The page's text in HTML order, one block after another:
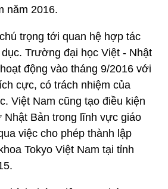
năm 2016.
trọng tới quan hệ hợp tác
Trường đại học Việt - Nhật
động vào tháng 9/2016 với
cực, có trách nhiệm của
Việt Nam cũng tạo điều kiện
Nhật Bản trong lĩnh vực giáo
việc cho phép thành lập
Tokyo Việt Nam tại tỉnh